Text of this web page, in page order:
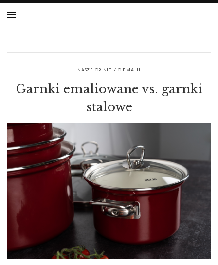
NASZE OPINIE / O EMALII
Garnki emaliowane vs. garnki
stalowe